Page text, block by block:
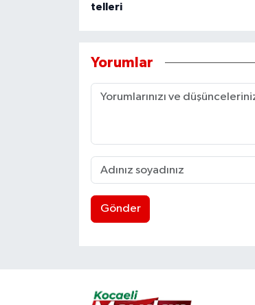
telleri
Yorumlar
Gönder